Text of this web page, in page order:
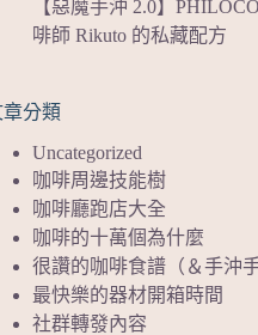
【惡魔手沖 2.0】
啡師 Rikuto 的私藏配方
分類
Uncategorized
咖啡周邊技能樹
咖啡廳跑店大全
咖啡的十萬個為什麼
很讚的咖啡食譜（＆手沖手
最快樂的器材開箱時間
社群轉發內容